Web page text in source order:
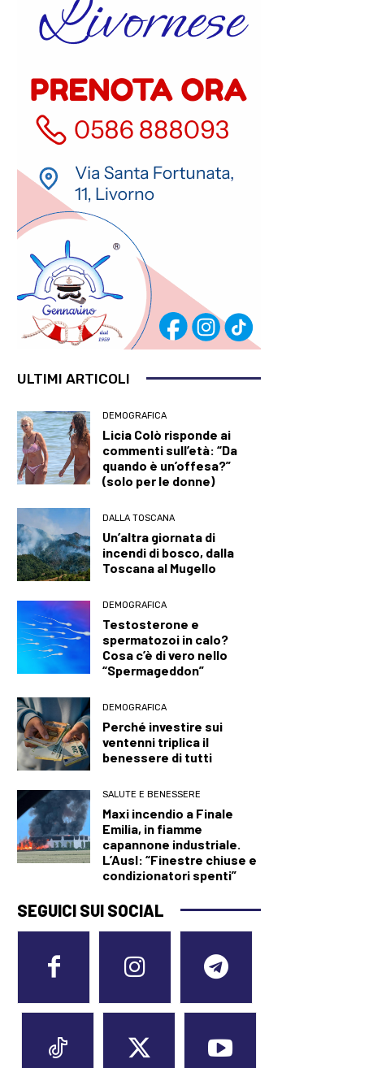
ULTIMI ARTICOLI
DEMOGRAFICA
Licia Colò risponde ai
commenti sull’età: “Da
quando è un’offesa?”
(solo per le donne)
DALLA TOSCANA
Un’altra giornata di
incendi di bosco, dalla
Toscana al Mugello
DEMOGRAFICA
Testosterone e
spermatozoi in calo?
Cosa c’è di vero nello
“Spermageddon”
DEMOGRAFICA
Perché investire sui
ventenni triplica il
benessere di tutti
SALUTE E BENESSERE
Maxi incendio a Finale
Emilia, in fiamme
capannone industriale.
L’Ausl: “Finestre chiuse e
condizionatori spenti”
SEGUICI SUI SOCIAL